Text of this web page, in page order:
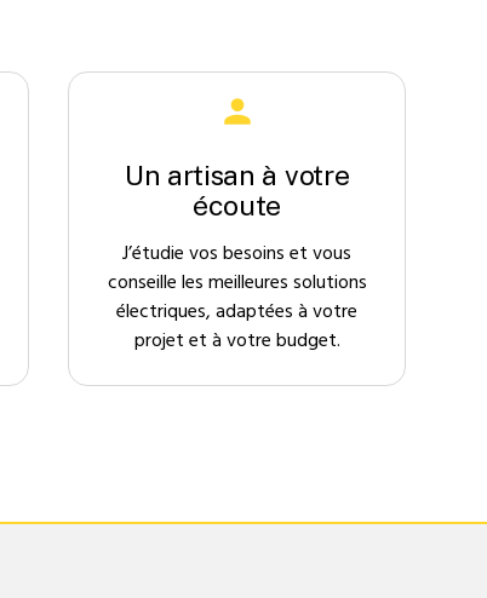
Un artisan à votre
écoute
J’étudie vos besoins et vous
conseille les meilleures solutions
électriques, adaptées à votre
projet et à votre budget.